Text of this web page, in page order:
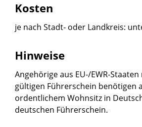
Kosten
je nach Stadt- oder Landkreis:
Hinweise
Angehörige aus EU-/EWR-
gültigen Führerschein benötigen
ordentlichem Wohnsitz in
deutschen Führerschein.